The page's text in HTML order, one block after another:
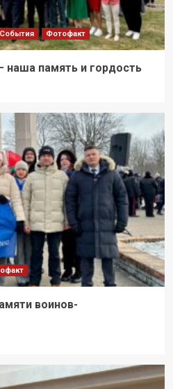
События Фотофакт
наша память и гордость
воинов-